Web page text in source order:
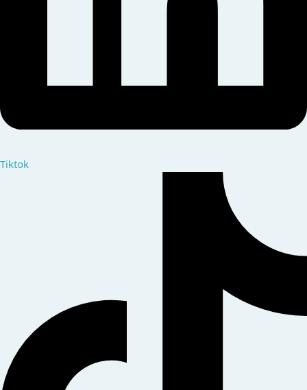
Tiktok